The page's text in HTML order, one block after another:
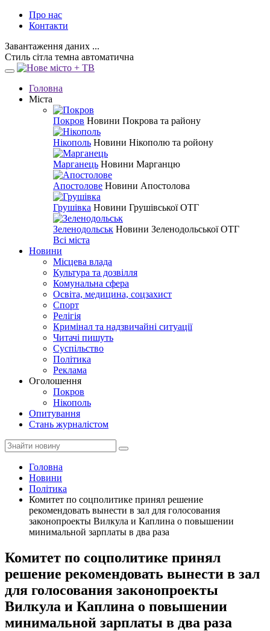
Про нас
Контакти
Завантаження даних ...
Стиль сітла темна автоматична
Головна
Міста
Покров Новини Покрова та району
Нікополь Новини Нікополю та ройону
Марганець Новини Марганцю
Апостолове Новини Апостолова
Грушівка Новини Грушівської ОТГ
Зеленодольськ Новини Зеленодольської ОТГ
Всі міста
Новини
Місцева влада
Культура та дозвілля
Комунальна сфера
Освіта, медицина, соцзахист
Спорт
Релігія
Кримінал та надзвичайні ситуації
Читачі пишуть
Суспільство
Політика
Реклама
Оголошення
Покров
Нікополь
Опитування
Стань журналістом
Головна
Новини
Політика
Комитет по соцполитике принял решение
рекомендовать вынести в зал для голосования
законопроекты Вилкула и Каплина о повышении
минимальной зарплаты в два раза
Комитет по соцполитике принял
решение рекомендовать вынести в зал
для голосования законопроекты
Вилкула и Каплина о повышении
минимальной зарплаты в два раза